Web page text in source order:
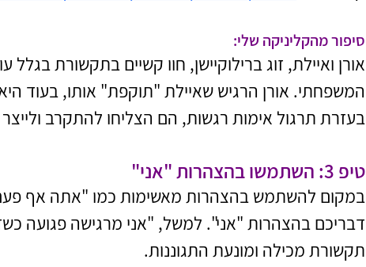
סיפור מהקליניקה שלי:
אורן ואיילת, זוג ברילוקיישן, חוו קשיים בתקשורת בגלל
המשפחתי. אורן הרגיש שאיילת "תוקפת" אותו, בעוד
בעזרת תרגול אימות רגשות, הם הצליחו להתקרב
טיפ 3: השתמשו בהצהרות "אני"
במקום להשתמש בהצהרות מאשימות כמו "אתה אף
דבריכם בהצהרות "אני". למשל, "אני מרגישה פגועה
תקשורת מכילה ומונעת התגוננות.